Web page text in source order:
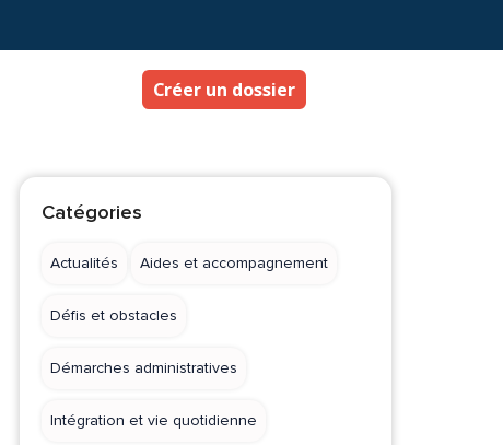
Créer un dossier
Catégories
Actualités Aides et accompagnement
Défis et obstacles
Démarches administratives
Intégration et vie quotidienne